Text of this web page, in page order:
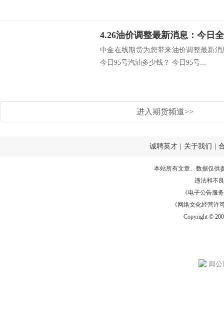
中金在线期货为您带来油价调整最新
今日95号汽油多少钱？ 今日95号...
进入期货频道>>
诚聘英才 关于我们
本站所有文章、数据仅供
违法和不
《电子公告服务
《网络文化经营许
Copyright ©
闽公